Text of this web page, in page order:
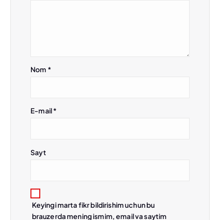
Nom *
E-mail*
Sayt
Keyingi marta fikr bildirishim uchun bu
brauzerda mening ismim, email va saytim